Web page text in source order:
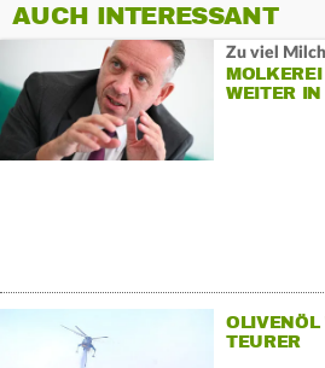
AUCH INTERESSANT
Zu viel
WEITER
OLIVENÖL
TEURER